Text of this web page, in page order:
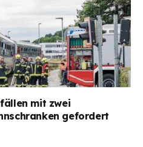
mit zwei
gefordert